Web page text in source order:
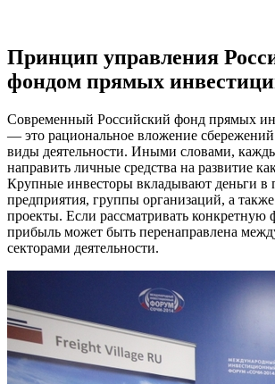
Принцип управления
фондом прямых
Современный Российский фонд прямых
— это рациональное вложение
виды деятельности. Иными словами,
направить личные средства на развитие
Крупные инвесторы вкладывают деньги в
предприятия, группы организаций, а
проекты. Если рассматривать конкретную
прибыль может быть перенаправлена
секторами деятельности.